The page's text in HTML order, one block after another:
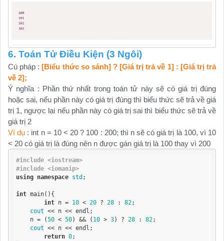
6. Toán Tử Điều Kiện (3 Ngôi)
Cú pháp :[Biểu thức so sánh] ? [Giá trị trả về 1] : [Giá trị trả
về 2];
Ý nghĩa : Phần thứ nhất trong toán tử này sẽ có giá trị đúng
hoặc sai, nếu phần này có giá trị đúng thì biểu thức sẽ trả về giá
trị 1, ngược lại nếu phần này có giá trị sai thì biểu thức sẽ trả về
giá trị 2
Ví dụ : int n = 10 < 20 ? 100 : 200; thì n sẽ có giá trị là 100, vì 10
< 20 có giá trị là đúng nên n được gán giá trị là 100 thay vì 200
#include <iostream>
#include <iomanip>
using
namespace std ;
int main(){
int n = 10 < 20 ? 28 : 82;
cout << n << endl;
    n = (
50 < 50) && ( 10 > 3) ? 28 : 82;
cout << n << endl;
return 0;